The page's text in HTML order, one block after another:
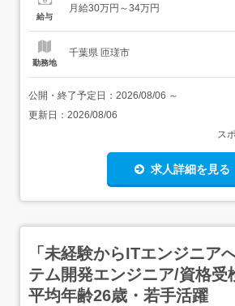
補助あり案件も多数家具・家電などの
給与
月給30万円～34万円
勤務地
千葉県 匝瑳市
公開・終了予定日： 2026/08/06 ～
更新日： 2026/08/06
ス
求人詳細を見る
「未経験からITエンジニア
テム開発エンジニア/資格受
平均年齢26歳・若手活躍